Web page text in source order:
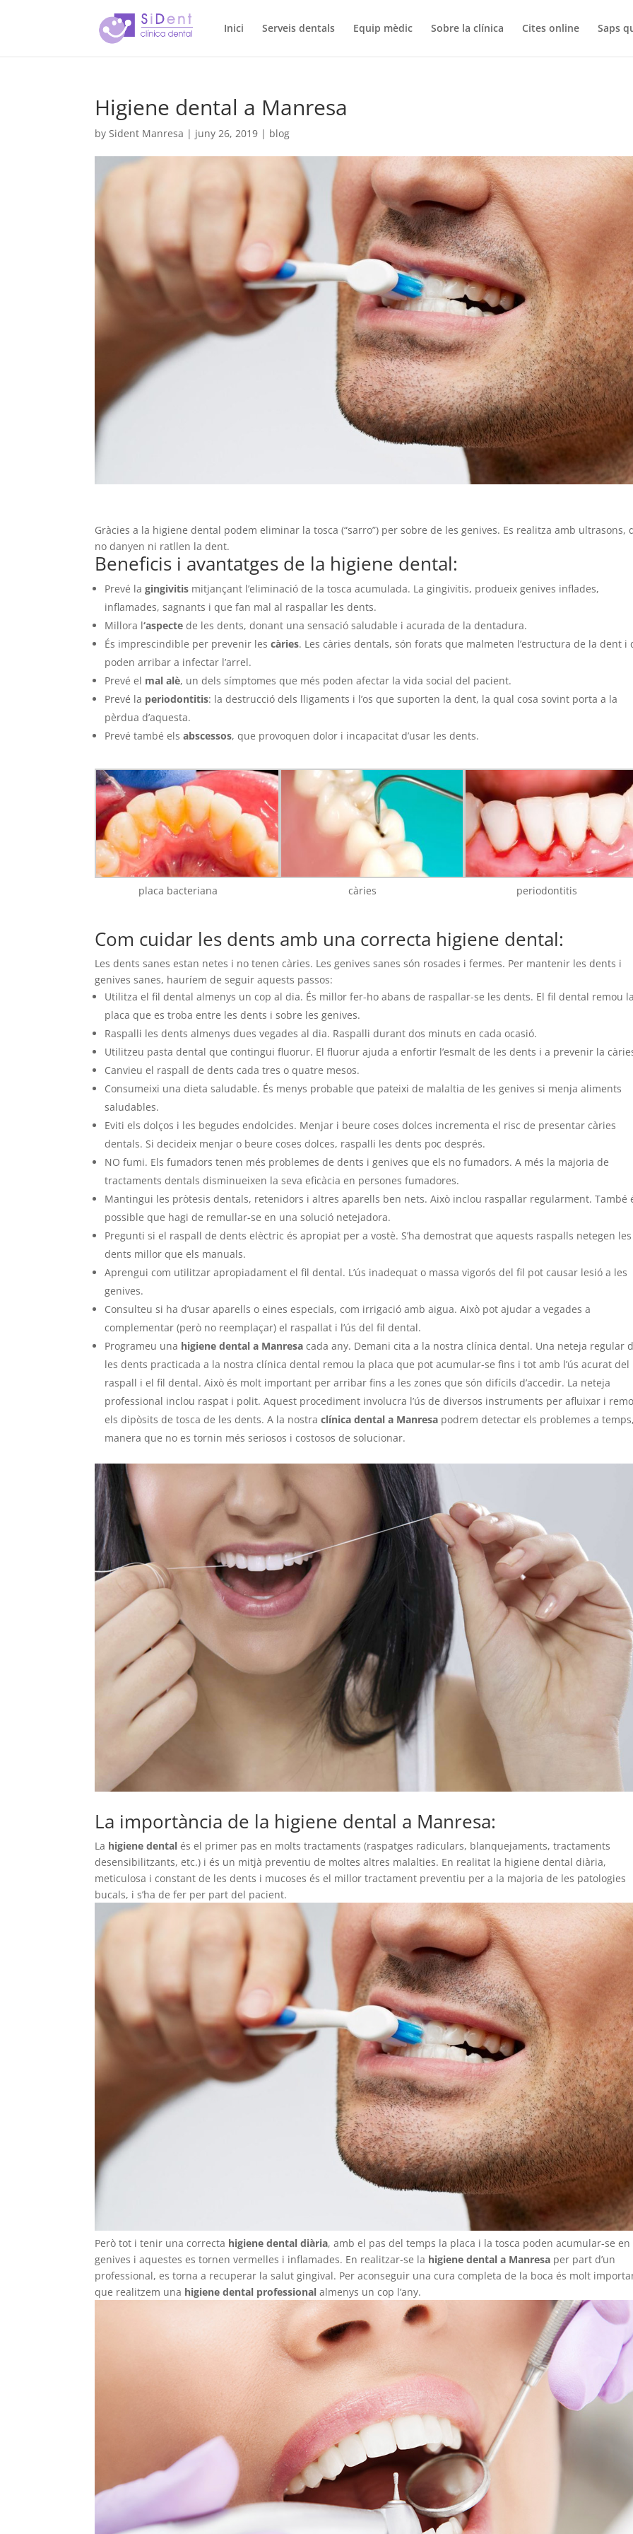
Inici Serveis dentals Equip mèdic Sobre la clínica Cites online Saps
Higiene dental a Manresa
bySident Manresa | juny 26, 2019 | blog
Gràcies a la higiene dental podem eliminar la tosca (“sarro”) per sobre de les genives. Es realitza amb ultrasons,
no danyen ni ratllen la dent.
Beneficis i avantatges de la higiene dental:
Prevé la gingivitis mitjançant l’eliminació de la tosca acumulada. La gingivitis, produeix genives inflades,
inflamades, sagnants i que fan mal al raspallar les dents.
Millora l‘aspecte de les dents, donant una sensació saludable i acurada de la dentadura.
És imprescindible per prevenir lescàries. Les càries dentals, són forats que malmeten l’estructura de la dent i
poden arribar a infectar l’arrel.
Prevé el mal alè, un dels símptomes que més poden afectar la vida social del pacient.
Prevé la periodontitis: la destrucció dels lligaments i l’os que suporten la dent, la qual cosa sovint porta a la
pèrdua d’aquesta.
Prevé també elsabscessos, que provoquen dolor i incapacitat d’usar les dents.
placa bacteriana càries periodontitis
Com cuidar les dents amb una correcta higiene dental:
Les dents sanes estan netes i no tenen càries. Les genives sanes són rosades i fermes. Per mantenir les dents i
genives sanes, hauríem de seguir aquests passos:
Utilitza el fil dental almenys un cop al dia. És millor fer-ho abans de raspallar-se les dents. El fil dental remou
placa que es troba entre les dents i sobre les genives.
Raspalli les dents almenys dues vegades al dia. Raspalli durant dos minuts en cada ocasió.
Utilitzeu pasta dental que contingui fluorur. El fluorur ajuda a enfortir l’esmalt de les dents i a prevenir la
Canvieu el raspall de dents cada tres o quatre mesos.
Consumeixi una dieta saludable. És menys probable que pateixi de malaltia de les genives si menja aliments
saludables.
Eviti els dolços i les begudes endolcides. Menjar i beure coses dolces incrementa el risc de presentar càries
dentals. Si decideix menjar o beure coses dolces, raspalli les dents poc després.
NO fumi. Els fumadors tenen més problemes de dents i genives que els no fumadors. A més la majoria de
tractaments dentals disminueixen la seva eficàcia en persones fumadores.
Mantingui les pròtesis dentals, retenidors i altres aparells ben nets. Això inclou raspallar regularment. També
possible que hagi de remullar-se en una solució netejadora.
Pregunti si el raspall de dents elèctric és apropiat per a vostè. S’ha demostrat que aquests raspalls netegen les
dents millor que els manuals.
Aprengui com utilitzar apropiadament el fil dental. L’ús inadequat o massa vigorós del fil pot causar lesió a les
genives.
Consulteu si ha d’usar aparells o eines especials, com irrigació amb aigua. Això pot ajudar a vegades a
complementar (però no reemplaçar) el raspallat i l’ús del fil dental.
Programeu una higiene dental a Manresa cada any. Demani cita a la nostra clínica dental. Una neteja regular
les dents practicada a la nostra clínica dental remou la placa que pot acumular-se fins i tot amb l’ús acurat del
raspall i el fil dental. Això és molt important per arribar fins a les zones que són difícils d’accedir. La neteja
professional inclou raspat i polit. Aquest procediment involucra l’ús de diversos instruments per afluixar i
els dipòsits de tosca de les dents. A la nostraclínica dental a Manresa podrem detectar els problemes a
manera que no es tornin més seriosos i costosos de solucionar.
La importància de la higiene dental a Manresa:
La higiene dental és el primer pas en molts tractaments (raspatges radiculars, blanquejaments, tractaments
desensibilitzants, etc.) i és un mitjà preventiu de moltes altres malalties. En realitat la higiene dental diària,
meticulosa i constant de les dents i mucoses és el millor tractament preventiu per a la majoria de les patologies
bucals, i s’ha de fer per part del pacient.
Però tot i tenir una correcta higiene dental diària, amb el pas del temps la placa i la tosca poden acumular-se en
genives i aquestes es tornen vermelles i inflamades. En realitzar-se la higiene dental a Manresa per part d’un
professional, es torna a recuperar la salut gingival. Per aconseguir una cura completa de la boca és molt
que realitzem una higiene dental professional almenys un cop l’any.